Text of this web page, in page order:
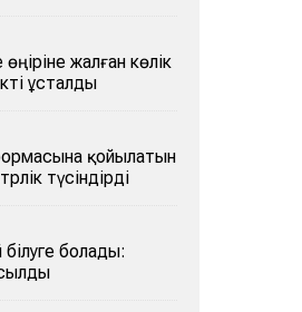
жалған көлік
ұсталды
қойылатын
түсіндірді
білуге болады: